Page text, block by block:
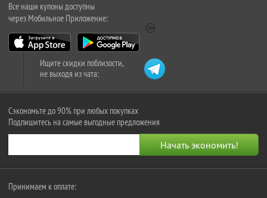
Все наши купоны доступны
через Мобильное Приложение:
Ищите скидки поблизости,
не выходя из чата:
Сэкономьте до 90% при любых покупках
Подпишитесь на самые выгодные предложения
Принимаем к оплате: